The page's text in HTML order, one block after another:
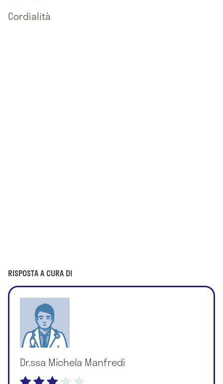
Cordialità
RISPOSTA A CURA DI
Dr.ssa Michela Manfredi